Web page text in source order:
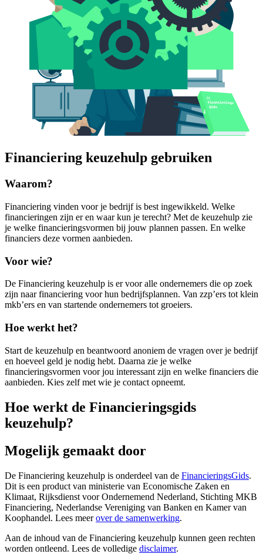
Financiering keuzehulp gebruiken
Waarom?
Financiering vinden voor je bedrijf is best ingewikkeld. Welke
financieringen zijn er en waar kun je terecht? Met de keuzehulp zie
je welke financieringsvormen bij jouw plannen passen. En welke
financiers deze vormen aanbieden.
Voor wie?
De Financiering keuzehulp is er voor alle ondernemers die op zoek
zijn naar financiering voor hun bedrijfsplannen. Van zzp’ers tot klein
mkb’ers en van startende ondernemers tot groeiers.
Hoe werkt het?
Start de keuzehulp en beantwoord anoniem de vragen over je bedrijf
en hoeveel geld je nodig hebt. Daarna zie je welke
financieringsvormen voor jou interessant zijn en welke financiers die
aanbieden. Kies zelf met wie je contact opneemt.
Hoe werkt de Financieringsgids
keuzehulp?
Mogelijk gemaakt door
De Financiering keuzehulp is onderdeel van de FinancieringsGids.
Dit is een product van ministerie van Economische Zaken en
Klimaat, Rijksdienst voor Ondernemend Nederland, Stichting MKB
Financiering, Nederlandse Vereniging van Banken en Kamer van
Koophandel. Lees meerover de samenwerking.
Aan de inhoud van de Financiering keuzehulp kunnen geen rechten
worden ontleend. Lees de volledige disclaimer.